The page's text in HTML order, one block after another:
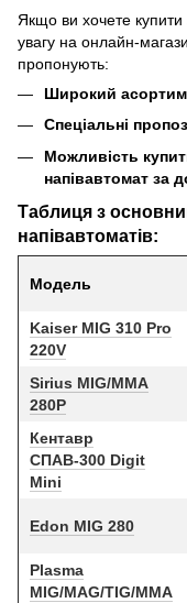
Якщо ви хочете купити
увагу на онлайн-
пропонують:
Широкий
Спеціальні
Можливість
напівавтомат за
Таблиця з
напівавтоматів:
Модель
Kaiser MIG 310 Pro
220V
Sirius MIG/MMA
280P
Кентавр
СПАВ-300 Digit
Mini
Edon MIG 280
Plasma
MIG/MAG/TIG/MMA